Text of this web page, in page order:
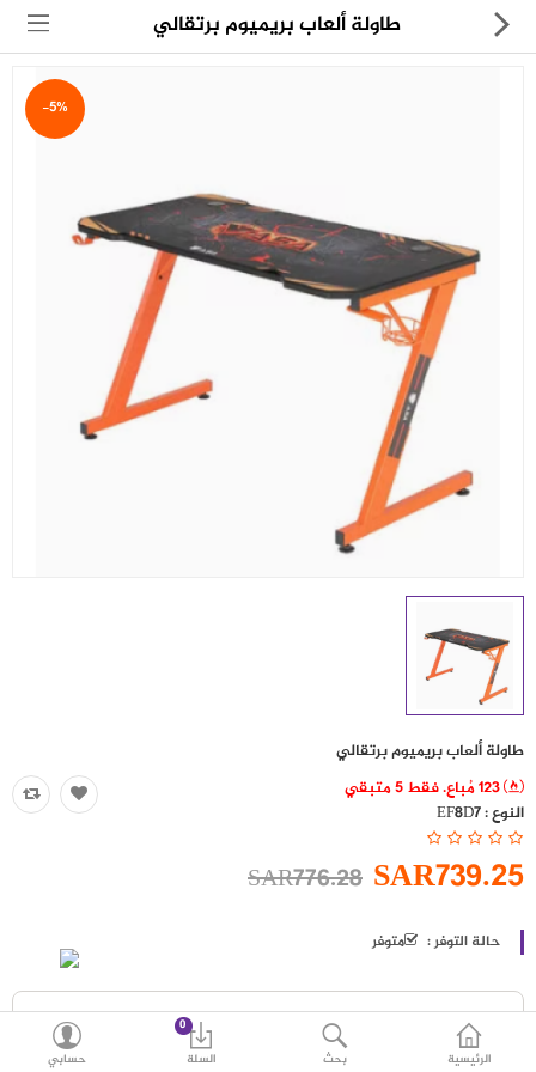
الكترونيات
المنزل
العناية الشخصية
حقائب
العروض
منوع
مقارنة
اللغات
الرئيسية بحث
0
السلة
حسابي
طاولة ألعاب بريميوم برتقالي
-5%
طاولة ألعاب بريميوم برتقالي
النوع :EF8D7
SAR739.25
SAR776.28
حالة التوفر : متوفر